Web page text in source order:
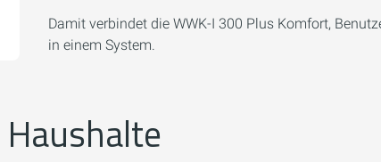
Damit verbindet die WWK-I 300 Plus Komfort,
in einem System.